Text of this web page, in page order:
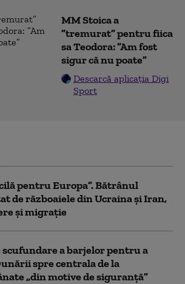
MM Stoica a
”tremurat” pentru fiica
sa Teodora: ”Am fost
sigur că nu poate”
Descarcă aplicația Digi
Sport
pentru Europa”. Bătrânul
de războaiele din Ucraina și Iran,
și migrație
a barjelor pentru a
spre centrala de la
„din motive de siguranţă”